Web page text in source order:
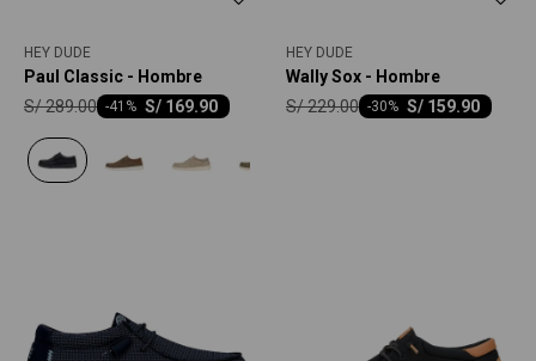
HEY DUDE
Paul Classic - Hombre
S/ 169.90
-41
S/289.00
HEY DUDE
Wally Sox - Hombre
S/ 159.90
-30
S/229.00